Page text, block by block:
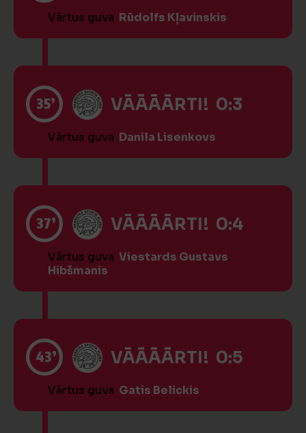
Vārtus guva Rūdolfs Kļavinskis
35’ VĀĀĀĀRTI! 0:3
Vārtus guva Danila Lisenkovs
37’ VĀĀĀĀRTI! 0:4
Vārtus guva Viestards Gustavs
Hibšmanis
43’ VĀĀĀĀRTI! 0:5
Vārtus guva Gatis Belickis